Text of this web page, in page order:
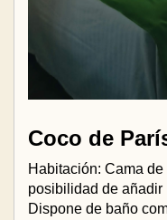
Coco de
Habitación: Cama
posibilidad de añadir
Dispone de baño